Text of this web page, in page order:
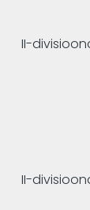
II-
II-